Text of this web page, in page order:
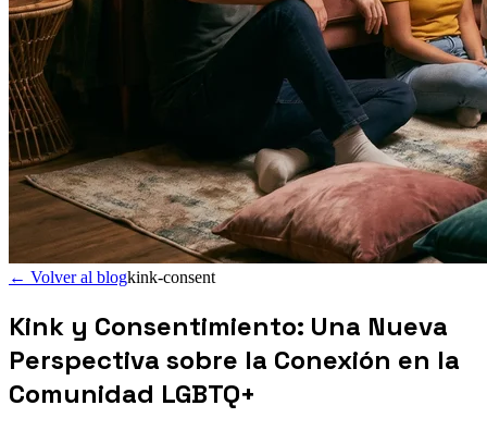
← Volver al blogkink-consent
Kink y Consentimiento: Una Nueva
Perspectiva sobre la Conexión en la
Comunidad LGBTQ+